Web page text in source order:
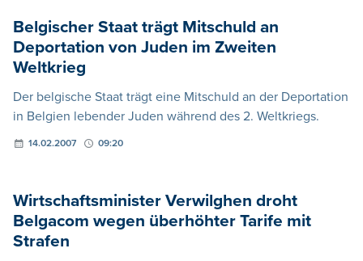
Belgischer Staat trägt Mitschuld an
Deportation von Juden im Zweiten
Weltkrieg
Der belgische Staat trägt eine Mitschuld an der Deportation
in Belgien lebender Juden während des 2. Weltkriegs.
14.02.2007 09:20
Wirtschaftsminister Verwilghen droht
Belgacom wegen überhöhter Tarife mit
Strafen